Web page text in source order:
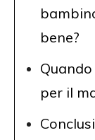
bene?
per il